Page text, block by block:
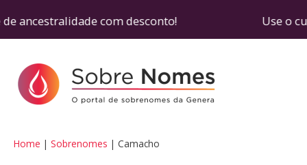
de ancestralidade com desconto! Use o cupom
Home Sobrenomes Camacho